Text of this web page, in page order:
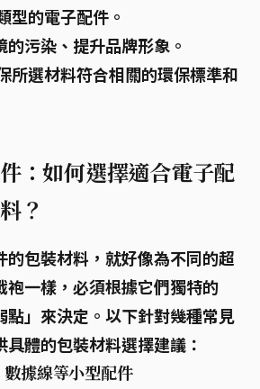
型的電子配件。
的污染、提升品牌形象。
所選材料符合相關的環保標準和
：如何選擇適合電子配
？
的包裝材料，就好像為不同的超
袍一樣，必須根據它們獨特的
點」來決定。以下針對幾種常見
體的包裝材料選擇建議：
數據線等小型配件